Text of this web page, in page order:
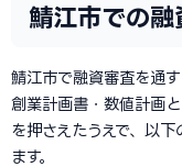
鯖江市での融
鯖江市で融資審査を通
創業計画書・数値計画
を押さえたうえで、以
ます。